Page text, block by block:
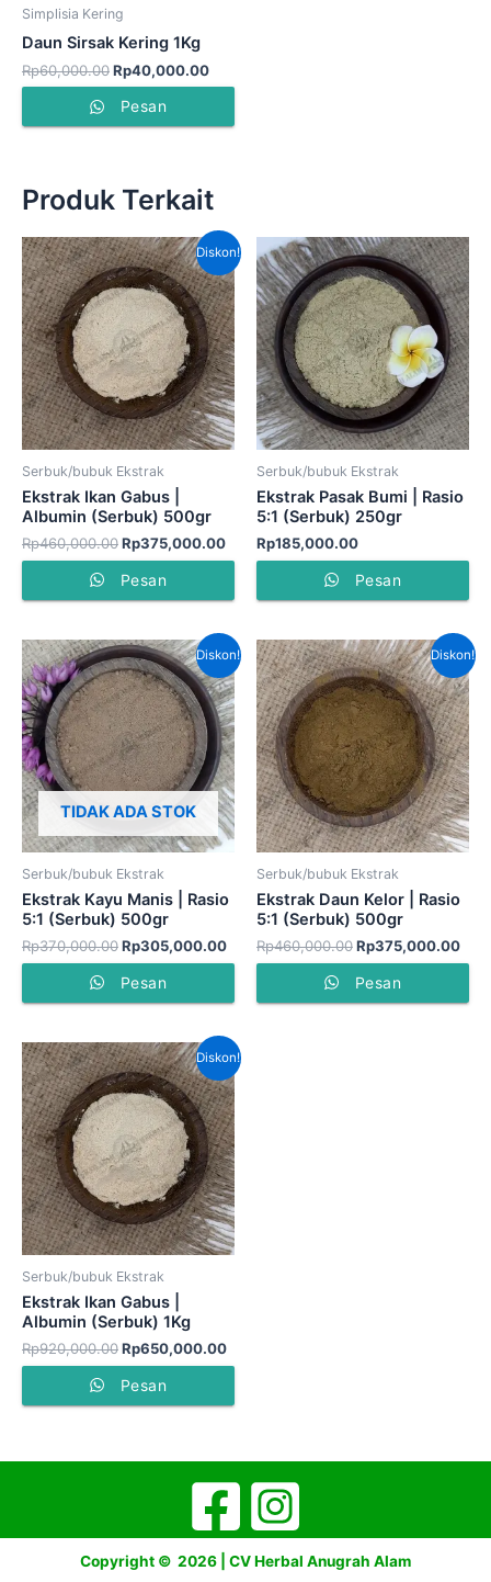
Simplisia Kering
Daun Sirsak Kering 1Kg
Rp60,000.00Rp40,000.00
Pesan
Produk Terkait
Diskon!
Serbuk/bubuk Ekstrak
Ekstrak Ikan Gabus |
Albumin (Serbuk) 500gr
Rp460,000.00
Harga
aslinya
adalah:
Rp460,000.00.
Rp375,000.00
Harga
saat
ini
adalah:
Rp375,000.00.
Pesan
Serbuk/bubuk Ekstrak
Ekstrak Pasak Bumi | Rasio
5:1 (Serbuk) 250gr
Rp185,000.00
Pesan
Diskon!
TIDAK ADA STOK
Serbuk/bubuk Ekstrak
Ekstrak Kayu Manis | Rasio
5:1 (Serbuk) 500gr
Rp370,000.00
Harga
aslinya
adalah:
Rp370,000.00.
Rp305,000.00
Harga
saat
ini
adalah:
Rp305,000.00.
Pesan
Diskon!
Serbuk/bubuk Ekstrak
Ekstrak Daun Kelor | Rasio
5:1 (Serbuk) 500gr
Rp460,000.00
Harga
aslinya
adalah:
Rp460,000.00.
Rp375,000.00
saat
ini
Pesan
Diskon!
Serbuk/bubuk Ekstrak
Ekstrak Ikan Gabus |
Albumin (Serbuk) 1Kg
Rp920,000.00
Harga
aslinya
adalah:
Rp920,000.00.
Rp650,000.00
Harga
saat
ini
adalah:
Rp650,000.00.
Pesan
Copyright © 2026 | CV Herbal Anugrah Alam